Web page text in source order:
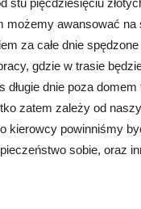
stu pięćdziesięciu
możemy awansować
za całe dnie
gdzie w trasie
długie dnie poza
zatem zależy od
kierowcy powinniśmy
sobie, oraz